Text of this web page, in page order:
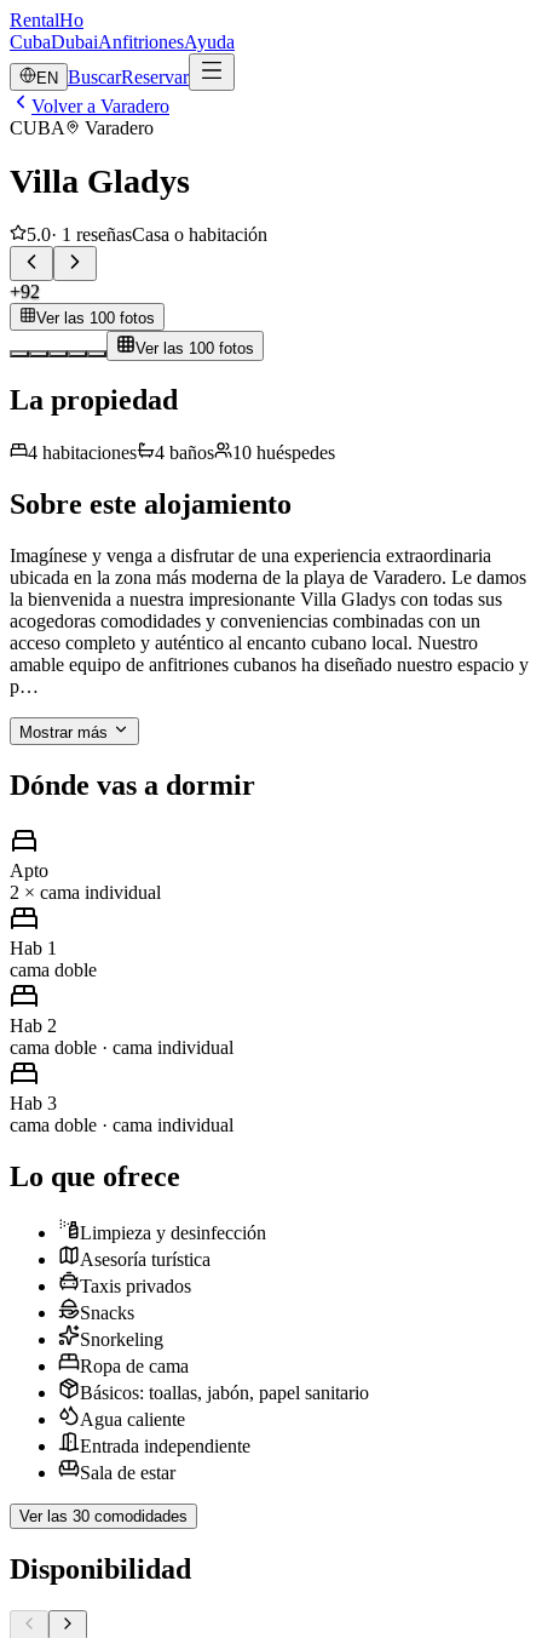
RentalHo
CubaDubaiAnfitrionesAyuda
EN BuscarReservar
Volver a Varadero
CUBA
Varadero
Villa Gladys
5.0· 1 reseñasCasa o habitación
+92
Ver las 100 fotos
Ver las 100 fotos
La propiedad
4 habitaciones 4 baños 10 huéspedes
Sobre este alojamiento
Imagínese y venga a disfrutar de una experiencia extraordinaria
ubicada en la zona más moderna de la playa de Varadero. Le damos
la bienvenida a nuestra impresionante Villa Gladys con todas sus
acogedoras comodidades y conveniencias combinadas con un
acceso completo y auténtico al encanto cubano local. Nuestro
amable equipo de anfitriones cubanos ha diseñado nuestro espacio y
p…
Mostrar más
Dónde vas a dormir
Apto
2 × cama individual
Hab 1
cama doble
Hab 2
cama doble · cama individual
Hab 3
cama doble · cama individual
Lo que ofrece
Limpieza y desinfección
Asesoría turística
Taxis privados
Snacks
Snorkeling
Ropa de cama
Básicos: toallas, jabón, papel sanitario
Agua caliente
Entrada independiente
Sala de estar
Ver las 30 comodidades
Disponibilidad